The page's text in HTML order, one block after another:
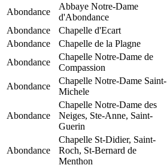
Abondance
Abbaye Notre-Dame
d'Abondance
Abondance
Chapelle d'Ecart
Abondance
Chapelle de la Plagne
Abondance
Chapelle Notre-Dame de
Compassion
Abondance
Chapelle Notre-Dame Saint-
Michele
Abondance
Chapelle Notre-Dame des
Neiges, Ste-Anne, Saint-
Guerin
Abondance
Chapelle St-Didier, Saint-
Roch, St-Bernard de
Menthon